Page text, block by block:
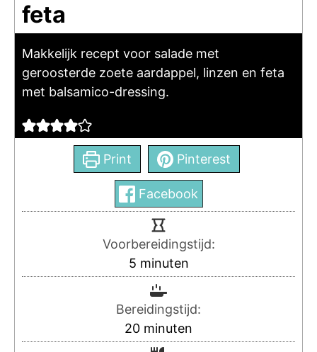
feta
Makkelijk recept voor salade met
geroosterde zoete aardappel, linzen en feta
met balsamico-dressing.
Print Pinterest
Facebook
Voorbereidingstijd:
5 minuten
Bereidingstijd:
20 minuten